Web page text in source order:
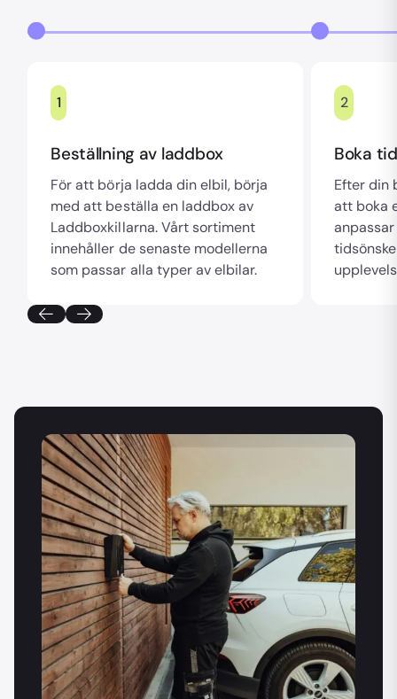
1
Beställning av laddbox
För att börja ladda din elbil, börja
med att beställa en laddbox av
Laddboxkillarna. Vårt sortiment
innehåller de senaste modellerna
som passar alla typer av elbilar.
2
Boka
Efter din
att boka